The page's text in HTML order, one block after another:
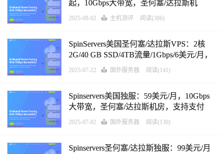
起，10Gbps大带宽，圣何塞/达拉斯机
房，支持支付宝/微信支付/Paypal
2025-08-02 主机测评 阅读(386)
SpinServers美国圣何塞/达拉斯VPS：2核
2G/40 GB SSD/4TB流量/1Gbps/6美元/月，
支持支付宝/微信/Paypal，可选Windows系
2025-07-22 国外服务器 阅读(141)
Spinservers美国独服：59美元/月，10Gbps
大带宽，圣何塞/达拉斯机房，支持支付
宝/微信支付/Paypal
2025-07-02 国外服务器 阅读(130)
Spinservers圣何塞/达拉斯独服：99美元/月